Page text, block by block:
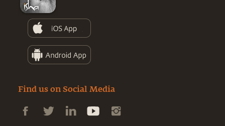
Find us on Social Media